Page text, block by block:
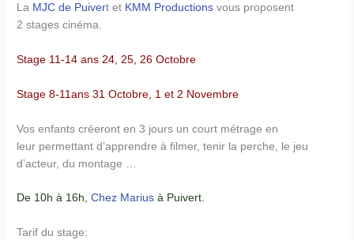
La MJC de Puivert et KMM Productions vous proposent
2 stages cinéma.
Stage 11-14 ans 24, 25, 26 Octobre
Stage 8-11ans 31 Octobre, 1 et 2 Novembre
Vos enfants créeront en 3 jours un court métrage en
leur permettant d’apprendre à filmer, tenir la perche, le jeu
d’acteur, du montage …
De 10h à 16h,Chez Marius à Puivert.
Tarif du stage: